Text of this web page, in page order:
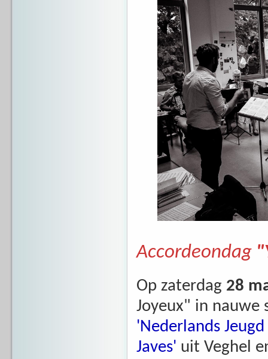
Accordeondag
Op zaterdag 28
Joyeux" in nauwe
'Nederlands
Javes' uit Veghel